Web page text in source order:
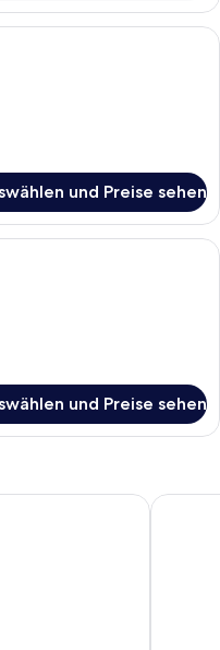
Hotelzimmer mit einem großen
und Preise sehen
Hotelzimmer mit einem großen
und Preise sehen
by Best WesternDelta